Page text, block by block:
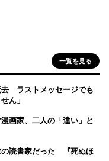
一覧を見る
去 ラストメッセージでも
ん」
画家、二人の「違い」と
の読書家だった 『死ぬほ